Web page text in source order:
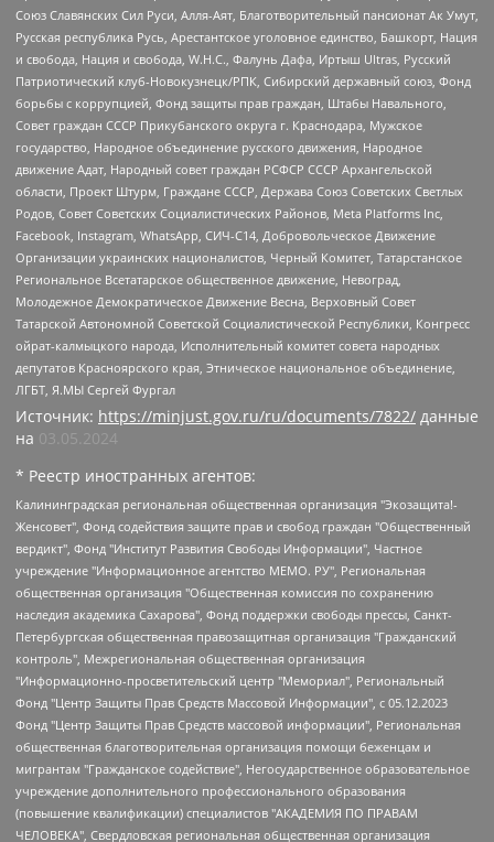
Союз Славянских Сил Руси, Алля-Аят, Благотворительный пансионат Ак Умут,
Русская республика Русь, Арестантское уголовное единство, Башкорт, Нация
и свобода, Нация и свобода, W.H.С., Фалунь Дафа, Иртыш Ultras, Русский
Патриотический клуб-Новокузнецк/РПК, Сибирский державный союз, Фонд
борьбы с коррупцией, Фонд защиты прав граждан, Штабы Навального,
Совет граждан СССР Прикубанского округа г. Краснодара, Мужское
государство, Народное объединение русского движения, Народное
движение Адат, Народный совет граждан РСФСР СССР Архангельской
области, Проект Штурм, Граждане СССР, Держава Союз Советских Светлых
Родов, Совет Советских Социалистических Районов, Meta Platforms Inc,
Facebook, Instagram, WhatsApp, СИЧ-С14, Добровольческое Движение
Организации украинских националистов, Черный Комитет, Татарстанское
Региональное Всетатарское общественное движение, Невоград,
Молодежное Демократическое Движение Весна, Верховный Совет
Татарской Автономной Советской Социалистической Республики, Конгресс
ойрат-калмыцкого народа, Исполнительный комитет совета народных
депутатов Красноярского края, Этническое национальное объединение,
ЛГБТ, Я.МЫ Сергей Фургал
Источник: https://minjust.gov.ru/ru/documents/7822/ данные
на 03.05.2024
* Реестр иностранных агентов:
Калининградская региональная общественная организация "Экозащита!-Женсовет", Фонд содействия защите прав и свобод граждан "Общественный вердикт", Фонд "Институт Развития Свободы Информации", Частное учреждение "Информационное агентство МЕМО. РУ", Региональная общественная организация "Общественная комиссия по сохранению наследия академика Сахарова", Фонд поддержки свободы прессы, Санкт-Петербургская общественная правозащитная организация "Гражданский контроль", Межрегиональная общественная организация "Информационно-просветительский центр "Мемориал", Региональный Фонд "Центр Защиты Прав Средств Массовой Информации", с 05.12.2023 Фонд "Центр Защиты Прав Средств массовой информации", Региональная общественная благотворительная организация помощи беженцам и мигрантам "Гражданское содействие", Негосударственное образовательное учреждение дополнительного профессионального образования (повышение квалификации) специалистов "АКАДЕМИЯ ПО ПРАВАМ ЧЕЛОВЕКА", Свердловская региональная общественная организация "Сутяжник", Автономная некоммерческая организация "Центр независимых социологических исследований", Союз общественных объединений "Российский исследовательский центр по правам человека", Региональное общественное учреждение научно-информационный центр "МЕМОРИАЛ", Некоммерческая организация "Фонд защиты гласности", Автономная некоммерческая организация "Институт прав человека", Городская общественная организация "Екатеринбургское общество "МЕМОРИАЛ", Городская общественная организация "Рязанское историко-просветительское и правозащитное общество "Мемориал" (Рязанский Мемориал), Челябинский региональный орган общественной самодеятельности – женское общественное объединение "Женщины Евразии", Челябинский региональный орган общественной самодеятельности "Уральская правозащитная группа", Фонд содействия защите здоровья и социальной справедливости имени Андрея Рылькова, Автономная Некоммерческая Организация "Аналитический Центр Юрия Левады", Автономная некоммерческая организация социальной поддержки населения "Проект Апрель", Региональная общественная организация помощи женщинам и детям, находящимся в кризисной ситуации "Информационно-методический центр "Анна", Фонд содействия развитию массовых коммуникаций и правовому просвещению "Так-так-Так", Фонд содействия устойчивому развитию "Серебряная тайга", Свердловский региональный общественный фонд социальных проектов "Новое время", "Idel.Реалии", Кавказ.Реалии, Крым.Реалии, Телеканал Настоящее Время, Татаро-башкирская служба Радио Свобода (Azatliq Radiosi), Радио Свободная Европа/Радио Свобода (PCE/PC), "Сибирь.Реалии", "Фактограф", Благотворительный фонд помощи осужденным и их семьям, Автономная некоммерческая организация "Институт глобализации и социальных движений", Фонд "В защиту прав заключенных", Частное учреждение "Центр поддержки и содействия развитию средств массовой информации", Пензенский региональный общественный благотворительный фонд "Гражданский союз", "Север.Реалии", Некоммерческая организация Фонд "Правовая инициатива", Общество с ограниченной ответственностью "Радио Свободная Европа/Радио Свобода", Чешское информационное агентство "MEDIUM-ORIENT", Красноярская региональная общественная организация "Мы против СПИДа", Камалягин Денис Николаевич, Маркелов Сергей Евгеньевич, Пономарев Лев Александрович, Савицкая Людмила Алексеевна, Автономная некоммерческая организация "Центр по работе с проблемой насилия "НАСИЛИЮ.НЕТ", Межрегиональный профессиональный союз работников здравоохранения "Альянс врачей", Юридическое лицо, зарегистрированное в Латвийской Республике, SIA "Medusa Project" (регистрационный номер 40103797863, дата регистрации 10.06.2014), Некоммерческая организация "Фонд по борьбе с коррупцией", Автономная некоммерческая организация "Институт права и публичной политики", Баданин Роман Сергеевич, Гликин Максим Александрович, Железнова Мария Михайловна, Лукьянова Юлия Сергеевна, Маетная Елизавета Витальевна, Маняхин Петр Борисович, Чуракова Ольга Владимировна, Ярош Юлия Петровна, Юридическое лицо "The Insider SIA", зарегистрированное в Риге, Латвийская Республика (дата регистрации 26.06.2015), являющееся администратором доменного имени интернет-издания "The Insider SIA", https://theins.ru, Постернак Алексей Евгеньевич, Рубин Михаил Аркадьевич, Анин Роман Александрович, Юридическое лицо Istories fonds, зарегистрированное в Латвийской Республике (регистрационный номер 50008295751, дата регистрации 24.02.2020), Великовский Дмитрий Александрович, Долинина Ирина Николаевна, Мароховская Алеся Алексеевна, Шлейнов Роман Юрьевич, Шмагун Олеся Валентиновна, Общество с ограниченной ответственностью "Альтаир 2021", Общество с ограниченной ответственностью "Вега 2021", Общество с ограниченной ответственностью "Главный редактор 2021", Общество с ограниченной ответственностью "Ромашки монолит", Важенков Артем Валерьевич, Ивановская областная общественная организация "Центр гендерных исследований", Гурман Юрий Альбертович, Медиапроект "ОВД-Инфо", Егоров Владимир Владимирович, Жилинский Владимир Александрович, Общество с ограниченной ответственностью "ЗП", Иванова София Юрьевна, Карезина Инна Павловна, Кильтау Екатерина Викторовна, Петров Алексей Викторович, Пискунов Сергей Евгеньевич, Смирнов Сергей Сергеевич, Тихонов Михаил Сергеевич, Общество с ограниченной ответственностью "ЖУРНАЛИСТ-ИНОСТРАННЫЙ АГЕНТ", Арапова Галина Юрьевна, Вольтская Татьяна Анатольевна, Американская компания "Mason G.E.S. Anonymous Foundation" (США), являющаяся владельцем интернет-издания https://mnews.world/, Компания "Stichting Bellingcat", зарегистрированная в Нидерландах (дата регистрации 11.07.2018), Захаров Андрей Вячеславович, Клепиковская Екатерина Дмитриевна, Общество с ограниченной ответственностью "МЕМО", Перл Роман Александрович, Симонов Евгений Алексеевич, Соловьева Елена Анатольевна, Сотников Даниил Владимирович, Сурначева Елизавета Дмитриевна, Автономная некоммерческая организация по защите прав человека и информированию населения "Якутия – Наше Мнение", Общество с ограниченной ответственностью "Москоу диджитал медиа", с 26.01.2023 Общество с ограниченной ответственностью "Чайка Белые сады", Ветошкина Валерия Валерьевна, Заговора Максим Александрович, Межрегиональное общественное движение "Российская ЛГБТ - сеть", Оленичев Максим Владимирович, Павлов Иван Юрьевич, Скворцова Елена Сергеевна, Общество с ограниченной ответственностью "Как бы инагент", Кочетков Игорь Викторович, Общество с ограниченной ответственностью "Честные выборы", Еланчик Олег Александрович, Общество с ограниченной ответственностью "Нобелевский призыв", Гималова Регина Эмилевна, Григорьев Андрей Валерьевич, Григорьева Алина Александровна, Ассоциация по содействию защите прав призывников, альтернативнослужащих и военнослужащих "Правозащитная группа "Гражданин.Армия.Право", Хисамова Регина Фаритовна, Автономная некоммерческая организация по реализации социально-правовых программ "Лилит", Дальневосточное общественное движение "Маяк", Санкт-Петербургская ЛГБТ-инициативная группа "Выход", Инициативная группа ЛГБТ+ "Реверс", Алексеев Андрей Викторович, Бекбулатова Таисия Львовна, Беляев Иван Михайлович, Владыкина Елена Сергеевна, Гельман Марат Александрович, Никульшина Вероника Юрьевна, Толоконникова Надежда Андреевна, Шендерович Виктор Анатольевич, Общество с ограниченной ответственностью "Данное сообщение", Общество с ограниченной ответственностью Издательский дом "Новая глава", Айнбиндер Александра Александровна, Московский комьюнити-центр для ЛГБТ+инициатив, Благотворительный фонд развития филантропии, Deutsche Welle (Германия, Kurt-Schumacher-Strasse 3, 53113 Bonn), Борзунова Мария Михайловна, Воробьев Виктор Викторович, Голубева Анна Львовна, Константинова Алла Михайловна, Малкова Ирина Владимировна, Мурадов Мурад Абдулгалимович, Осетинская Елизавета Николаевна, Понасенков Евгений Николаевич, Ганапольский Матвей Юрьевич, Киселев Евгений Алексеевич, Борухович Ирина Григорьевна, Дремин Иван Тимофеевич, Дубровский Дмитрий Викторович, Красноярская региональная общественная организация поддержки и развития альтернативных образовательных технологий и межкультурных коммуникаций "ИНТЕРРА", Маяковская Екатерина Алексеевна, Фейгин Марк Захарович, Филимонов Андрей Викторович, Дзугкоева Регина Николаевна, Доброхотов Роман Александрович, Дудь Юрий Александрович, Елкин Сергей Владимирович, Кругликов Кирилл Игоревич, Сабунаева Мария Леонидовна, Семенов Алексей Владимирович, Шаинян Карен Багратович, Шульман Екатерина Михайловна, Асафьев Артур Валерьевич, Вахштайн Виктор Семенович, Венедиктов Алексей Алексеевич, Лушникова Екатерина Евгеньевна, Волков Леонид Михайлович, Невзоров Александр Глебович, Пархоменко Сергей Борисович, Сироткин Ярослав Николаевич, Кара-Мурза Владимир Владимирович, Баранова Наталья Владимировна, Гозман Леонид Яковлевич, Кагарлицкий Борис Юльевич, Климарев Михаил Валерьевич, Милов Владимир Станиславович, Автономная некоммерческая организация Краснодарский центр современного искусства "Типография", Моргенштерн Алишер Тагирович, Соболь Любовь Эдуардовна, Общество с ограниченной ответственностью "ЛИЗА НОРМ", Каспаров Гарри Кимович, Ходорковский Михаил Борисович, Общество с ограниченной ответственностью "Апрельские тезисы", Данилович Ирина Брониславовна, Кашин Олег Владимирович, Петров Николай Владимирович, Пивоваров Алексей Владимирович, Соколов Михаил Владимирович, Цветкова Юлия Владимировна, Чичваркин Евгений Александрович, Комитет против пыток/Команда против пыток, Общество с ограниченной ответственностью "Первый научный", Общество с ограниченной ответственностью "Вертолет и ко", Белоцерковская Вероника Борисовна, Кац Максим Евгеньевич, Лазарева Татьяна Юрьевна, Шаведдинов Руслан Табризович, Яшин Илья Валерьевич, Общество с ограниченной ответственностью "Иноагент ААВ", Алешковский Дмитрий Петрович, Альбац Евгения Марковна, Быков Дмитрий Львович, Галямина Юлия Евгеньевна, Лойко Сергей Леонидович, Мартынов Кирилл Константинович, Медведев Сергей Александрович, Крашенинников Федор Геннадиевич, Гордеева Катерина Вл